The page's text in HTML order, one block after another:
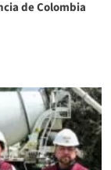
de Colombia